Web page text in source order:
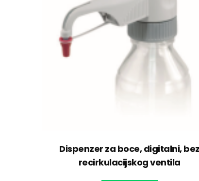
Dispenzer za boce, digitalni, bez
recirkulacijskog ventila